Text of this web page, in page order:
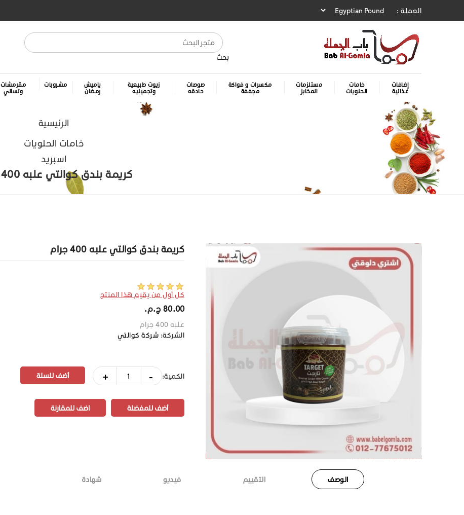
العملة :
بحث
إضافات
غذائية
خامات
الحلويات
مستلزمات
المخابز
مكسرات و فواكة
مجففة
صوصات
حادقه
زيوت طبيعية
وتجميليه
ياميش
رمضان
مشروبات
مقرمشات
وتسالي
الرئيسية
خامات الحلويات
اسبريد
كريمة بندق كوالتي علبه 400 جرام
كريمة بندق كوالتي علبه 400 جرام
كل أول من يقيم هذا المنتج
80.00 ج.م.‏
علبه 400 جرام
الشركة: شركة كوالتي
الكمية: -
+
أضف للمفضلة اضف للمقارنة
الوصف التقييم فيديو شهادة